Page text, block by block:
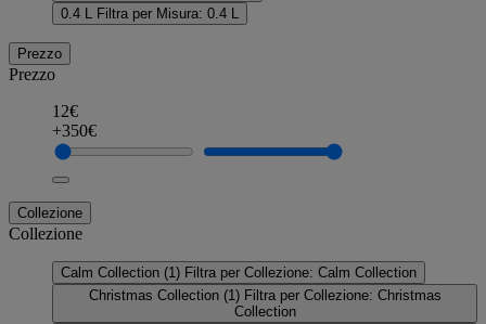
0.4 L
Filtra per Misura: 0.4 L
Prezzo
Prezzo
12€
+350€
Collezione
Collezione
Calm Collection (1) Filtra per Collezione: Calm Collection
Christmas Collection (1) Filtra per Collezione: Christmas
Collection